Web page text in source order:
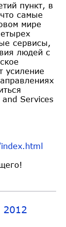
пункт, в
самые
мире
сервисы,
людей с
усиление
Services
2012